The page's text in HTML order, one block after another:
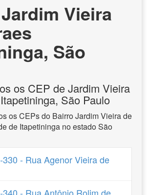
Vieira
São
os CEP de Jardim Vieira
São Paulo
os CEPs do Bairro Jardim Vieira de
de Itapetininga no estado São
- Rua Agenor Vieira de